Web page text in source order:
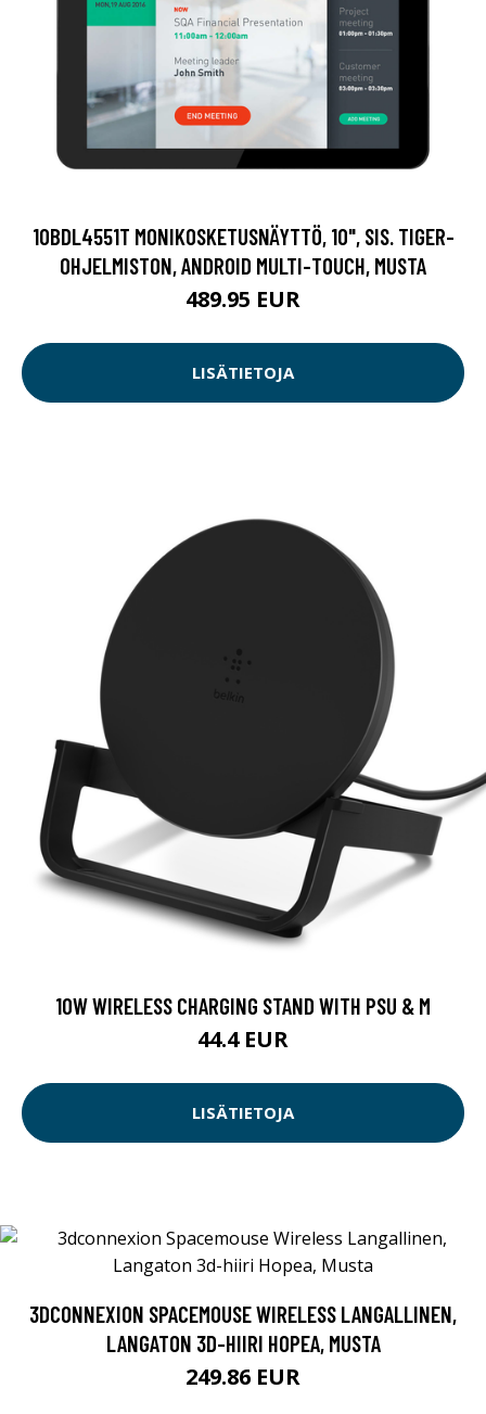
10BDL4551T MONIKOSKETUSNÄYTTÖ, 10", SIS. TIGER-
OHJELMISTON, ANDROID MULTI-TOUCH, MUSTA
489.95 EUR
LISÄTIETOJA
10W WIRELESS CHARGING STAND WITH PSU & M
44.4 EUR
LISÄTIETOJA
3DCONNEXION SPACEMOUSE WIRELESS LANGALLINEN,
LANGATON 3D-HIIRI HOPEA, MUSTA
249.86 EUR